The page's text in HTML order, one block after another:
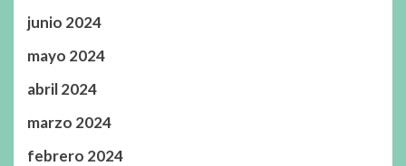
junio 2024
mayo 2024
abril 2024
marzo 2024
febrero 2024